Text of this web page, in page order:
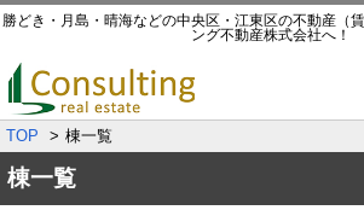
勝どき・月島・晴海などの中央区・江東区の不動産（
ング不動産株式会社へ！
TOP 棟一覧
棟一覧